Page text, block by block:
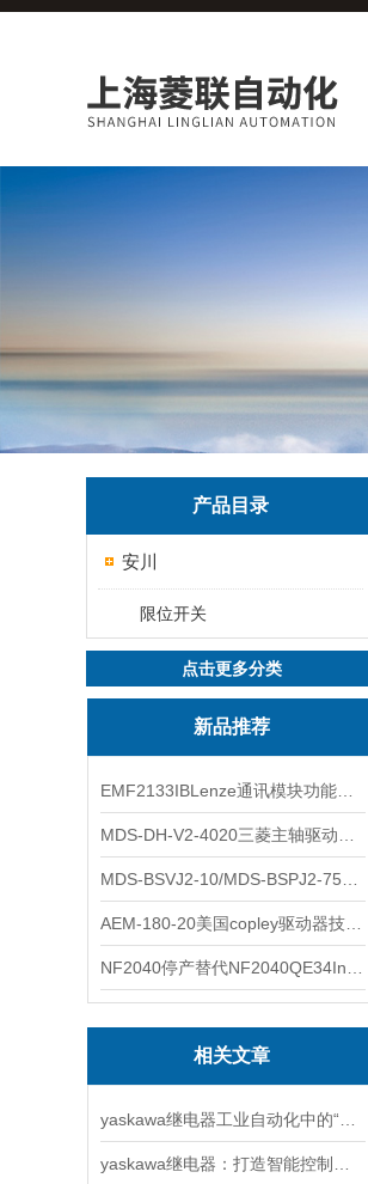
产品目录
安川
限位开关
点击更多分类
新品推荐
相关文章